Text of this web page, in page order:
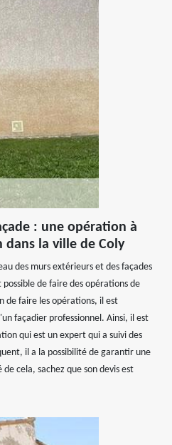
: une opération à
dans la ville de Coly
des murs extérieurs et des façades
de faire des opérations de
de faire les opérations, il est
façadier professionnel. Ainsi, il est
qui est un expert qui a suivi des
il a la possibilité de garantir une
cela, sachez que son devis est